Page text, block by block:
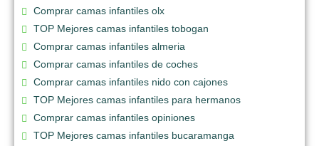
Comprar camas infantiles olx
TOP Mejores camas infantiles tobogan
Comprar camas infantiles almeria
Comprar camas infantiles de coches
Comprar camas infantiles nido con cajones
TOP Mejores camas infantiles para hermanos
Comprar camas infantiles opiniones
TOP Mejores camas infantiles bucaramanga